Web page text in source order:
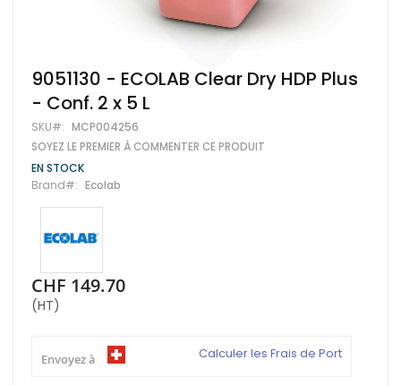
Skip
to
the
beginning
of
the
images
gallery
9051130 - ECOLAB Clear Dry HDP Plus
- Conf. 2 x 5 L
SKU MCP004256
SOYEZ LE PREMIER À COMMENTER CE PRODUIT
EN STOCK
Brand
Ecolab
CHF 149.70
(HT)
Envoyez à Calculer les Frais de Port